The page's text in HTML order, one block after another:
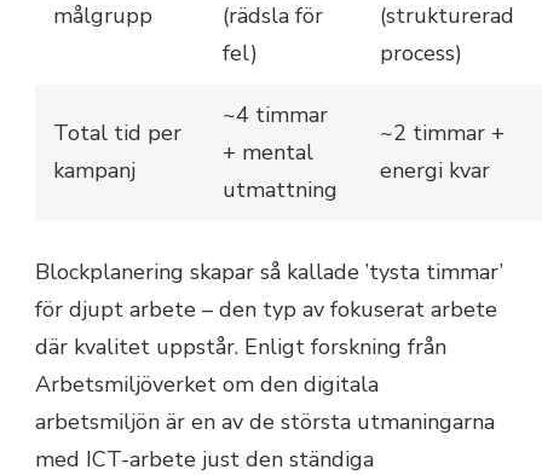
målgrupp
(rädsla för
fel)
(strukturerad
process)
Total tid per
kampanj
~4 timmar
+ mental
utmattning
~2 timmar +
energi kvar
Blockplanering skapar så kallade ’tysta timmar’
för djupt arbete – den typ av fokuserat arbete
där kvalitet uppstår. Enligt forskning från
Arbetsmiljöverket om den digitala
arbetsmiljön är en av de största utmaningarna
med ICT-arbete just den ständiga